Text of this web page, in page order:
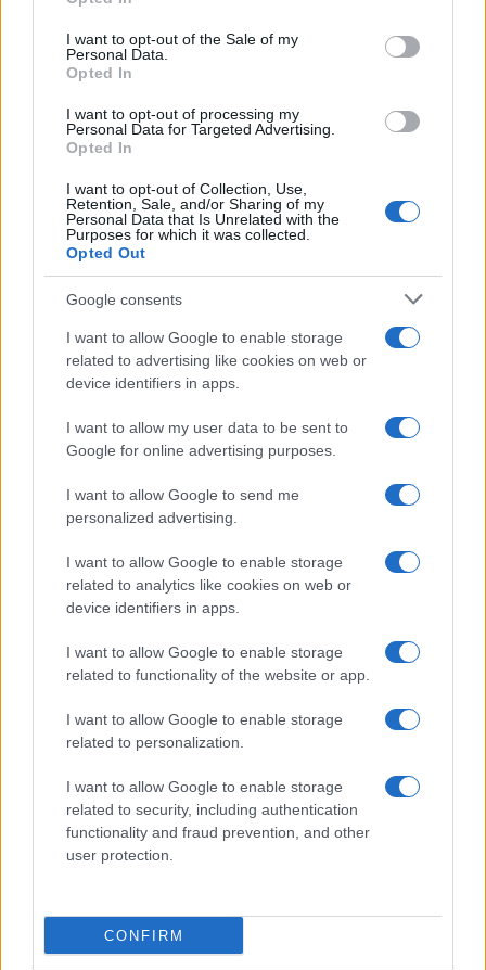
use your data for below specified purposes in below Google
consent section.
I want to opt-out of the Sale of my
Personal Data.
Opted In
I want to opt-out of processing my
Personal Data for Targeted Advertising.
Opted In
I want to opt-out of Collection, Use,
Retention, Sale, and/or Sharing of my
Personal Data that Is Unrelated with the
Purposes for which it was collected.
Opted Out
Google consents
I want to allow Google to enable storage
related to advertising like cookies on web or
device identifiers in apps.
I want to allow my user data to be sent to
Google for online advertising purposes.
I want to allow Google to send me
personalized advertising.
I want to allow Google to enable storage
related to analytics like cookies on web or
device identifiers in apps.
I want to allow Google to enable storage
related to functionality of the website or app.
I want to allow Google to enable storage
related to personalization.
I want to allow Google to enable storage
related to security, including authentication
functionality and fraud prevention, and other
user protection.
CONFIRM
Freestyle navdušuje s poletno
prilagojenimi cenami koles
Kovinska ograja po meri: kako
Koroške reke so opazno upadle,
zadnja dva tedna skoraj brez
Z vlakom po Koroški: Manj
gneče, več udobja
Več iz kategorije Obvestila
Do novembra zaradi sanacije
delna zapora občinske ceste v
Planinska zveza Slovenije:
kmetiji Bukovnik
Obratovanje bazenov
vremenskim razmeram
Poziv k racionalni uporabi pitne
Občini Mislinja
Izklop elektrike: 426. Nadzorništvo Vuzenica - Območje Sv.
Anton na Pohorju
pred 19 urami
⚡Izklop elektrike: 424. Nadzorništvo Vuzenica - Območje Orlice